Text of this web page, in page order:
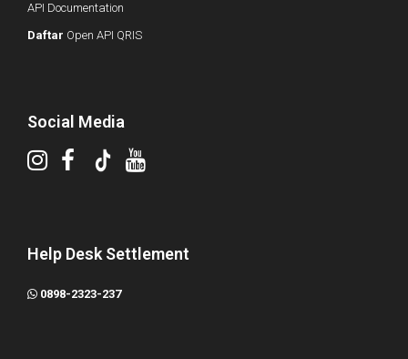
API Documentation
Daftar Open API QRIS
Social Media
Help Desk Settlement
0898-2323-237